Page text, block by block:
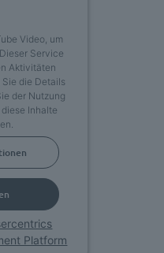
Video, um
Service
Aktivitäten
Sie die Details
der Nutzung
Inhalte
Platform